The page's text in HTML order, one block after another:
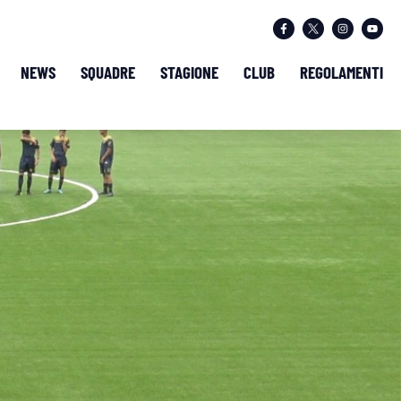
NEWS SQUADRE STAGIONE CLUB REGOLAMENTI